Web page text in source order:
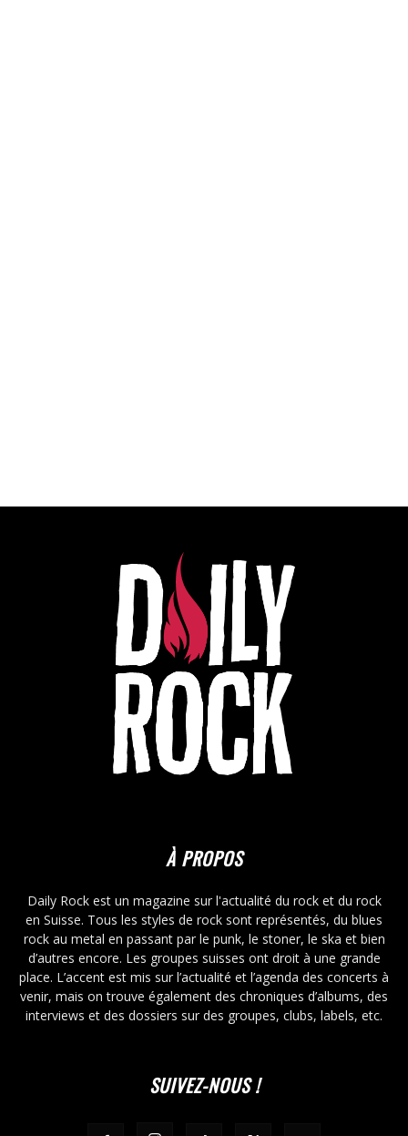
À PROPOS
Daily Rock est un magazine sur l'actualité du rock et du rock
en Suisse. Tous les styles de rock sont représentés, du blues
rock au metal en passant par le punk, le stoner, le ska et bien
d’autres encore. Les groupes suisses ont droit à une grande
place. L’accent est mis sur l’actualité et l’agenda des concerts à
venir, mais on trouve également des chroniques d’albums, des
interviews et des dossiers sur des groupes, clubs, labels, etc.
SUIVEZ-NOUS !